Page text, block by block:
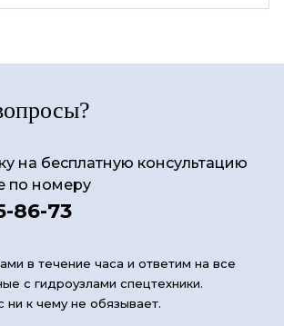
на бесплатную консультацию
по номеру
86-73
в течение часа и ответим на все
с гидроузлами спецтехники.
ни к чему не обязывает.